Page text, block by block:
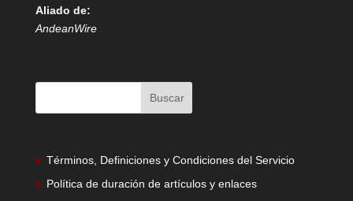
Aliado de:
AndeanWire
Términos, Definiciones y Condiciones del Servicio
Política de duración de artículos y enlaces